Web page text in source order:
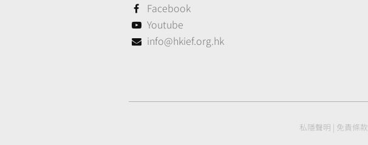
Facebook
Youtube
info@hkief.org.hk
私隱聲明 | 免責條款